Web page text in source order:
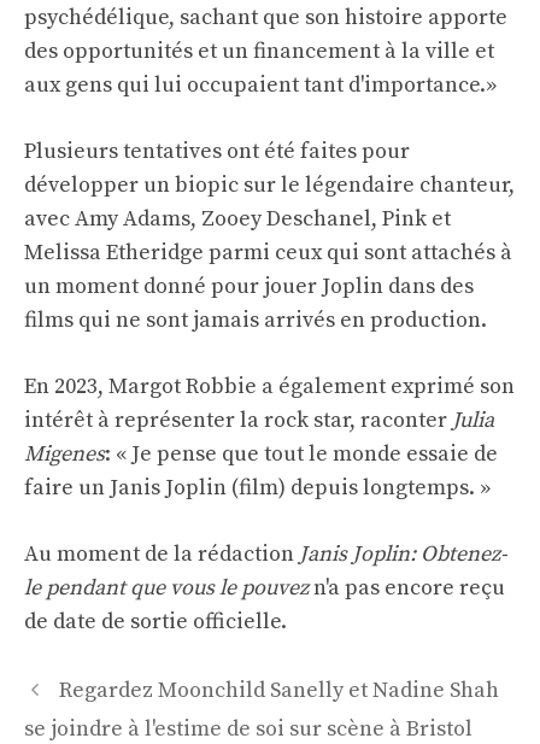
psychédélique, sachant que son histoire apporte
des opportunités et un financement à la ville et
aux gens qui lui occupaient tant d'importance.»
Plusieurs tentatives ont été faites pour
développer un biopic sur le légendaire chanteur,
avec Amy Adams, Zooey Deschanel, Pink et
Melissa Etheridge parmi ceux qui sont attachés à
un moment donné pour jouer Joplin dans des
films qui ne sont jamais arrivés en production.
En 2023, Margot Robbie a également exprimé son
intérêt à représenter la rock star, raconter Julia
Migenes: « Je pense que tout le monde essaie de
faire un Janis Joplin (film) depuis longtemps. »
Au moment de la rédaction Janis Joplin: Obtenez-
le pendant que vous le pouvezn'a pas encore reçu
de date de sortie officielle.
Navigation
des
Regardez Moonchild Sanelly et Nadine Shah
se joindre à l'estime de soi sur scène à Bristol